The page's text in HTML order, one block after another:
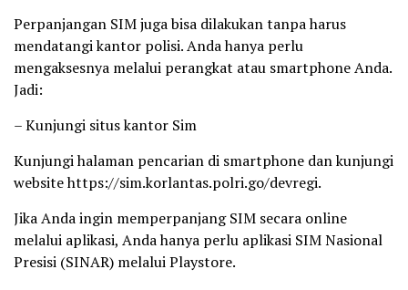
Perpanjangan SIM juga bisa dilakukan tanpa harus
mendatangi kantor polisi. Anda hanya perlu
mengaksesnya melalui perangkat atau smartphone Anda.
Jadi:
– Kunjungi situs kantor Sim
Kunjungi halaman pencarian di smartphone dan kunjungi
website https://sim.korlantas.polri.go/devregi.
Jika Anda ingin memperpanjang SIM secara online
melalui aplikasi, Anda hanya perlu aplikasi SIM Nasional
Presisi (SINAR) melalui Playstore.